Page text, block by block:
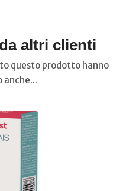
altri clienti
questo prodotto hanno
anche...